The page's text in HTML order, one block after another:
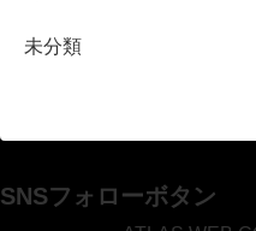
未分類
SNSフォローボタン